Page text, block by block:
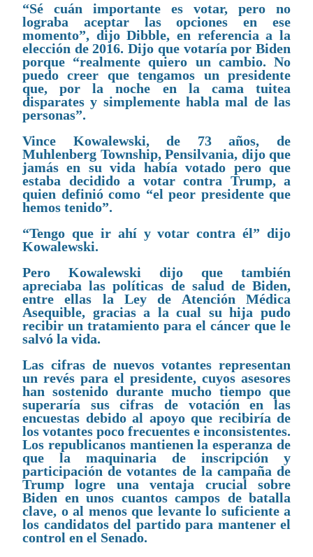
“Sé cuán importante es votar, pero no
lograba aceptar las opciones en ese
momento”, dijo Dibble, en referencia a la
elección de 2016. Dijo que votaría por Biden
porque “realmente quiero un cambio. No
puedo creer que tengamos un presidente
que, por la noche en la cama tuitea
disparates y simplemente habla mal de las
personas”.
Vince Kowalewski, de 73 años, de
Muhlenberg Township, Pensilvania, dijo que
jamás en su vida había votado pero que
estaba decidido a votar contra Trump, a
quien definió como “el peor presidente que
hemos tenido”.
“Tengo que ir ahí y votar contra él” dijo
Kowalewski.
Pero Kowalewski dijo que también
apreciaba las políticas de salud de Biden,
entre ellas la Ley de Atención Médica
Asequible, gracias a la cual su hija pudo
recibir un tratamiento para el cáncer que le
salvó la vida.
Las cifras de nuevos votantes representan
un revés para el presidente, cuyos asesores
han sostenido durante mucho tiempo que
superaría sus cifras de votación en las
encuestas debido al apoyo que recibiría de
los votantes poco frecuentes e inconsistentes.
Los republicanos mantienen la esperanza de
que la maquinaria de inscripción y
participación de votantes de la campaña de
Trump logre una ventaja crucial sobre
Biden en unos cuantos campos de batalla
clave, o al menos que levante lo suficiente a
los candidatos del partido para mantener el
control en el Senado.